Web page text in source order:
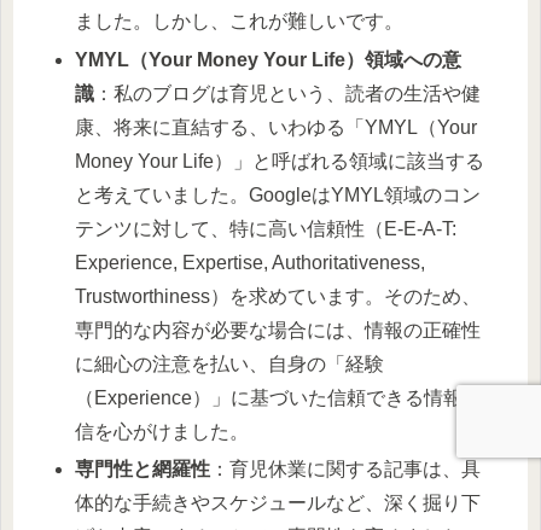
ました。しかし、これが難しいです。
YMYL（Your Money Your Life）領域への意
識 ：私のブログは育児という、読者の生活や健
康、将来に直結する、いわゆる「YMYL（Your
Money Your Life）」と呼ばれる領域に該当する
と考えていました。GoogleはYMYL領域のコン
テンツに対して、特に高い信頼性（E-E-A-T:
Experience, Expertise, Authoritativeness,
Trustworthiness）を求めています。そのため、
専門的な内容が必要な場合には、情報の正確性
に細心の注意を払い、自身の「経験
（Experience）」に基づいた信頼できる情報発
信を心がけました。
専門性と網羅性 ：育児休業に関する記事は、具
体的な手続きやスケジュールなど、深く掘り下